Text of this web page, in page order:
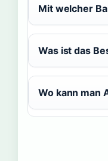
Mit welcher
Was ist das
Wo kann man